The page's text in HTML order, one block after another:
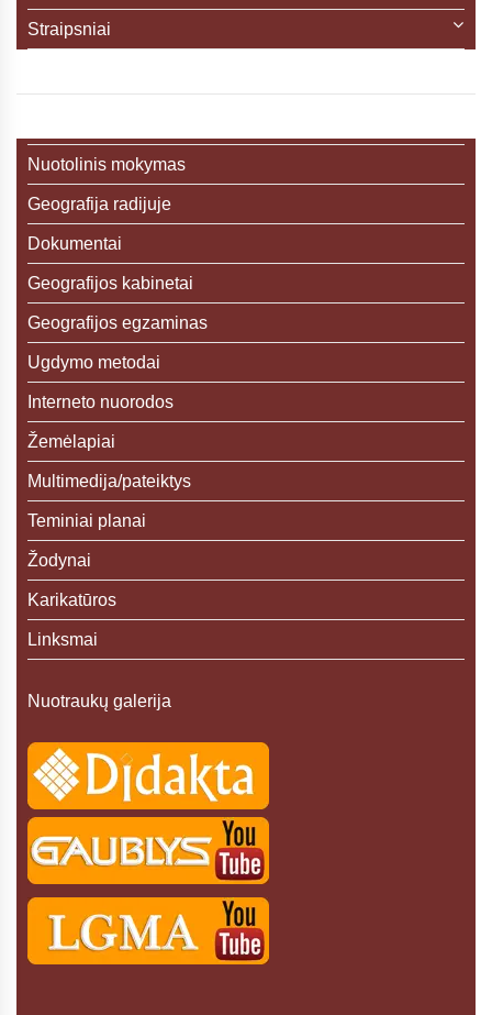
Straipsniai
Nuotolinis mokymas
Geografija radijuje
Dokumentai
Geografijos kabinetai
Geografijos egzaminas
Ugdymo metodai
Interneto nuorodos
Žemėlapiai
Multimedija/pateiktys
Teminiai planai
Žodynai
Karikatūros
Linksmai
Nuotraukų galerija